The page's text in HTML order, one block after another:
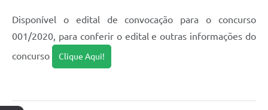
Disponível o edital de convocação para o concurso
001/2020, para conferir o edital e outras informações do
concurso
Clique Aqui!